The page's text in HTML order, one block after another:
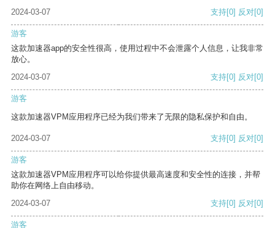
2024-03-07
支持[0] 反对[0]
游客
这款加速器app的安全性很高，使用过程中不会泄露个人信息，让我非常
放心。
2024-03-07
支持[0] 反对[0]
游客
这款加速器VPM应用程序已经为我们带来了无限的隐私保护和自由。
2024-03-07 支持[0] 反对[0]
游客
这款加速器VPM应用程序可以给你提供最高速度和安全性的连接，并帮
助你在网络上自由移动。
2024-03-07
支持[0] 反对[0]
游客